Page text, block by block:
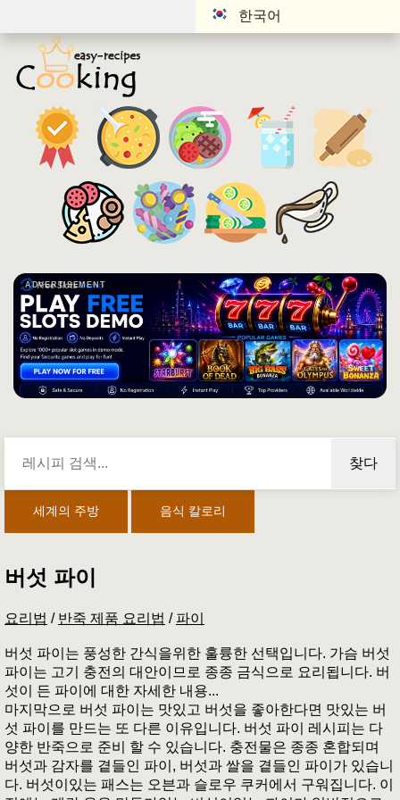
한국어
ADVERTISEMENT
찾다
세계의 주방 음식 칼로리
버섯 파이
요리법 / 반죽 제품 요리법 / 파이
버섯 파이는 풍성한 간식을위한 훌륭한 선택입니다. 가슴 버섯
파이는 고기 충전의 대안이므로 종종 금식으로 요리됩니다. 버
섯이 든 파이에 대한 자세한 내용...
마지막으로 버섯 파이는 맛있고 버섯을 좋아한다면 맛있는 버
섯 파이를 만드는 또 다른 이유입니다. 버섯 파이 레시피는 다
양한 반죽으로 준비 할 수 있습니다. 충전물은 종종 혼합되며
버섯과 감자를 곁들인 파이, 버섯과 쌀을 곁들인 파이가 있습니
다. 버섯이있는 패스는 오븐과 슬로우 쿠커에서 구워집니다. 이